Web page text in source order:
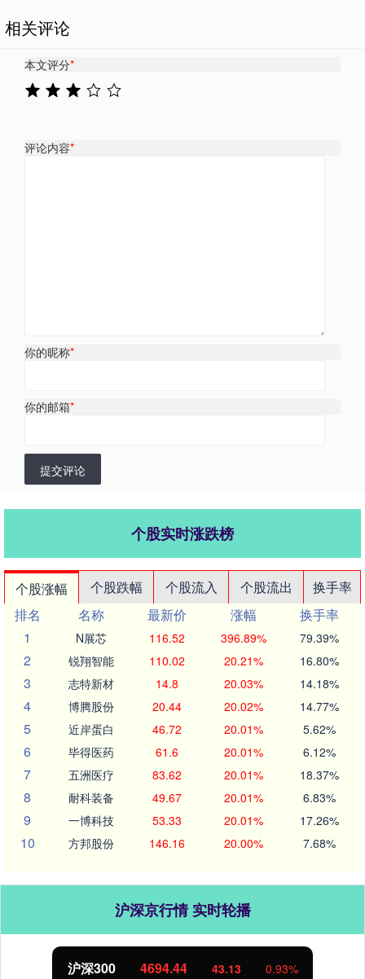
相关评论
本文评分*
评论内容*
你的昵称*
你的邮箱*
提交评论
个股实时涨跌榜
个股涨幅 个股跌幅 个股流入 个股流出
换手率
排名
名称 最新价 涨幅
换手率
1
N展芯 116.52 396.89% 79.39%
2 锐翔智能 110.02 20.21% 16.80%
3 志特新材 14.8 20.03% 14.18%
4 博腾股份 20.44 20.02% 14.77%
5 近岸蛋白 46.72 20.01% 5.62%
6 毕得医药 61.6 20.01% 6.12%
7 五洲医疗 83.62 20.01% 18.37%
8 耐科装备 49.67 20.01% 6.83%
9 一博科技 53.33 20.01% 17.26%
10 方邦股份 146.16 20.00% 7.68%
沪深京行情 实时轮播
北证50 1134.24 11.37 1.01%